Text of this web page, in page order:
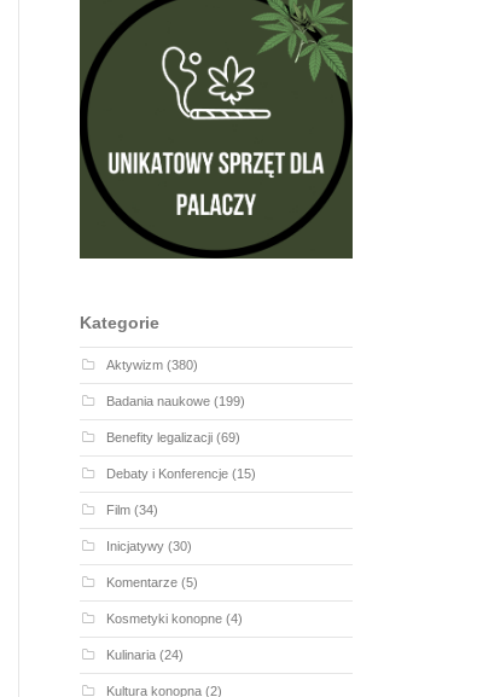
Kategorie
Aktywizm(380)
Badania naukowe(199)
Benefity legalizacji(69)
Debaty i Konferencje(15)
Film(34)
Inicjatywy(30)
Komentarze(5)
Kosmetyki konopne(4)
Kulinaria(24)
Kultura konopna(2)